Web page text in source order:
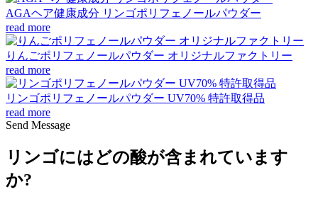
AGAヘア健康成分 リンゴポリフェノールパウダー
read more
りんごポリフェノールパウダー オリジナルファクトリー
read more
リンゴポリフェノールパウダー UV70% 特許取得品
read more
Send Message
リンゴにはどの酸が含まれています
か?